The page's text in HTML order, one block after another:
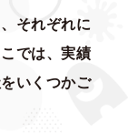
それぞれに
では、実績
いくつかご